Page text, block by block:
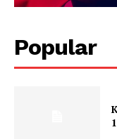
Popular